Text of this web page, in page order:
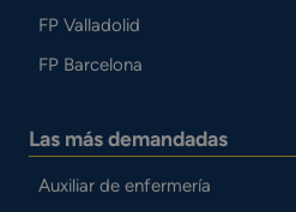
FP Valladolid
FP Barcelona
Las más demandadas
Auxiliar de enfermería